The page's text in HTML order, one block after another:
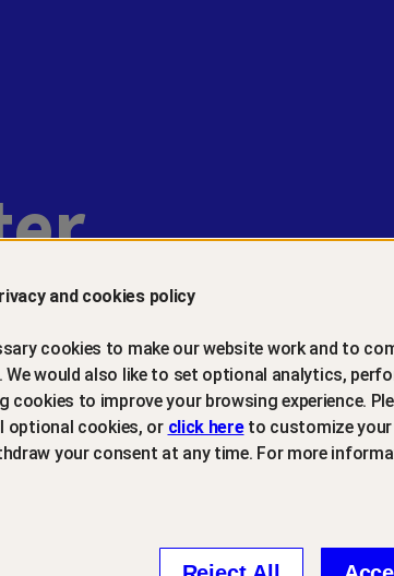
Introduktion
Senast uppdaterad: 6 mars 2026
Välkommen till vårt integritetscenter. Vi är
På Gen är vårt uppdrag att skapa
and cookies policy
cookies to make our website work and to
would also like to set optional analytics,
cookies to improve your browsing experience.
optional cookies, or click hereto customize your
your consent at any time. For more